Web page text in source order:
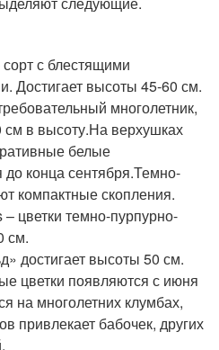
с блестящими
Достигает высоты 45-60 см.
многолетник,
см в высоту.На верхушках
белые
до конца сентября.Темно-
компактные скопления.
цветки темно-пурпурно-
см.
достигает высоты 50 см.
цветки появляются с июня
на многолетних клумбах,
привлекает бабочек, других